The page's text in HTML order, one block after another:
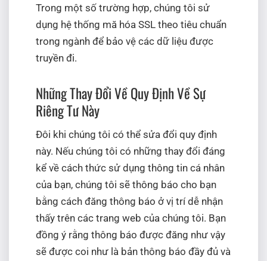
Trong một số trường hợp, chúng tôi sử
dụng hệ thống mă hóa SSL theo tiêu chuẩn
trong ngành để bảo vệ các dữ liệu được
truyền đi.
Những Thay Đổi Về Quy Định Về Sự
Riêng Tư Này
Đôi khi chúng tôi có thể sửa đổi quy định
này. Nếu chúng tôi có những thay đổi đáng
kể về cách thức sử dụng thông tin cá nhân
của bạn, chúng tôi sẽ thông báo cho bạn
bằng cách đăng thông báo ở vị trí dễ nhận
thấy trên các trang web của chúng tôi. Bạn
đồng ý rằng thông báo được đăng như vậy
sẽ được coi như là bản thông báo đầy đủ và